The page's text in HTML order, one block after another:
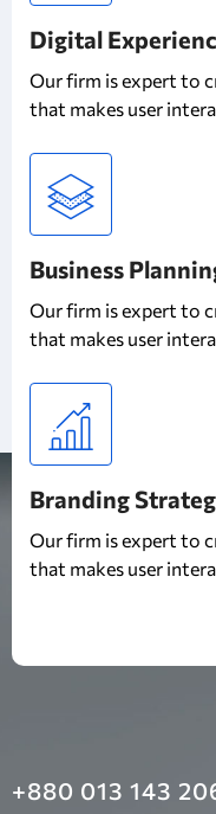
Digital
Our firm is expert to
that makes user
Business
Our firm is expert to
that makes user
Branding
Our firm is expert to
that makes user
+880 013 143